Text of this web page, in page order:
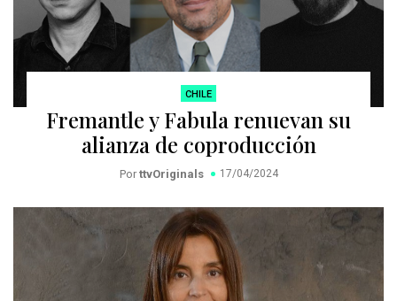
CHILE
Fremantle y Fabula renuevan su
alianza de coproducción
Por ttvOriginals 17/04/2024